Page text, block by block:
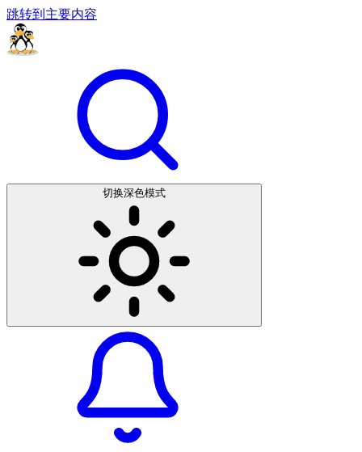
跳转到主要内容
切换深色模式